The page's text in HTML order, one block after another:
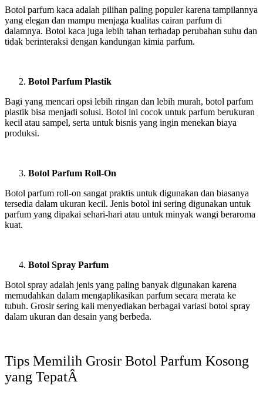
Botol parfum kaca adalah pilihan paling populer karena tampilannya
yang elegan dan mampu menjaga kualitas cairan parfum di
dalamnya. Botol kaca juga lebih tahan terhadap perubahan suhu dan
tidak berinteraksi dengan kandungan kimia parfum.
Botol Parfum Plastik
Bagi yang mencari opsi lebih ringan dan lebih murah, botol parfum
plastik bisa menjadi solusi. Botol ini cocok untuk parfum berukuran
kecil atau sampel, serta untuk bisnis yang ingin menekan biaya
produksi.
Botol Parfum Roll-On
Botol parfum roll-on sangat praktis untuk digunakan dan biasanya
tersedia dalam ukuran kecil. Jenis botol ini sering digunakan untuk
parfum yang dipakai sehari-hari atau untuk minyak wangi beraroma
kuat.
Botol Spray Parfum
Botol spray adalah jenis yang paling banyak digunakan karena
memudahkan dalam mengaplikasikan parfum secara merata ke
tubuh. Grosir sering kali menyediakan berbagai variasi botol spray
dalam ukuran dan desain yang berbeda.
Tips Memilih Grosir Botol Parfum Kosong
yang TepatÂ